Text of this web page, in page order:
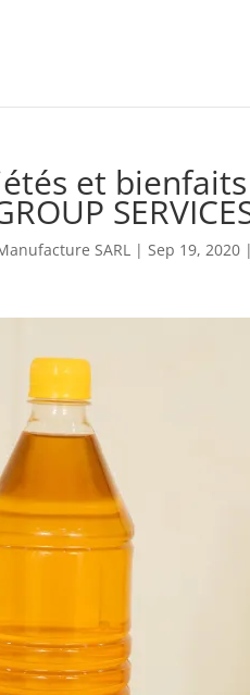
et
SARL |Sep 19, 2020